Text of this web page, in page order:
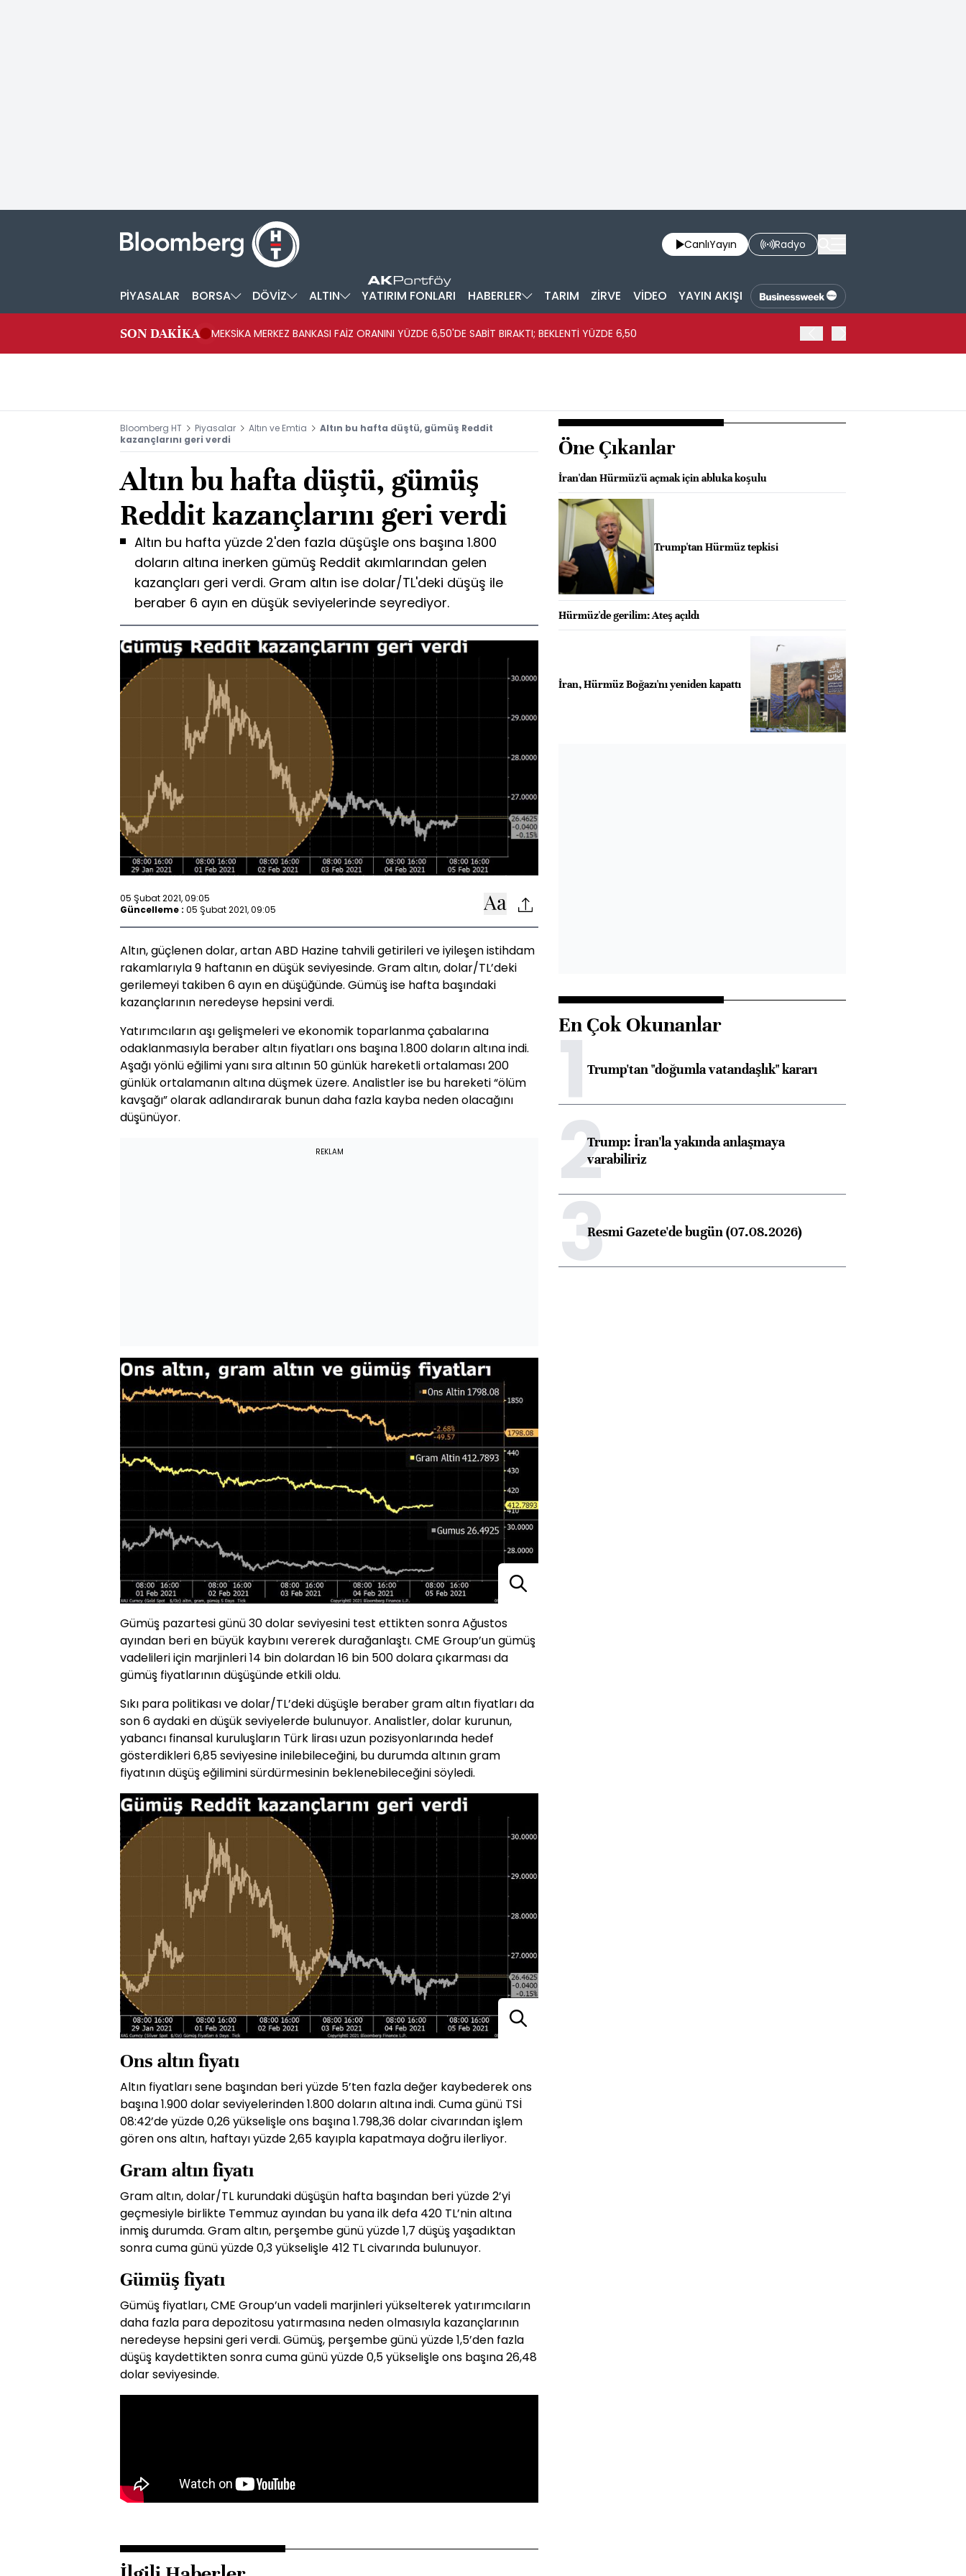
CanlıYayın Radyo
PİYASALAR BORSA DÖVİZ ALTIN YATIRIM FONLARI HABERLER TARIM ZİRVE VİDEO YAYIN AKIŞI
SON DAKİKA MEKSİKA MERKEZ BANKASI FAİZ ORANINI YÜZDE 6,50'DE SABİT BIRAKTI; BEKLENTİ YÜZDE 6,50
Bloomberg HT Piyasalar Altın ve Emtia
Altın bu hafta düştü, gümüş Reddit
kazançlarını geri verdi
Altın bu hafta düştü, gümüş
Reddit kazançlarını geri verdi
Altın bu hafta yüzde 2'den fazla düşüşle ons başına 1.800
doların altına inerken gümüş Reddit akımlarından gelen
kazançları geri verdi. Gram altın ise dolar/TL'deki düşüş ile
beraber 6 ayın en düşük seviyelerinde seyrediyor.
05 Şubat 2021, 09:05
Güncelleme : 05 Şubat 2021, 09:05
Altın, güçlenen dolar, artan ABD Hazine tahvili getirileri ve iyileşen istihdam
rakamlarıyla 9 haftanın en düşük seviyesinde. Gram altın, dolar/TL’deki
gerilemeyi takiben 6 ayın en düşüğünde. Gümüş ise hafta başındaki
kazançlarının neredeyse hepsini verdi.
Yatırımcıların aşı gelişmeleri ve ekonomik toparlanma çabalarına
odaklanmasıyla beraber altın fiyatları ons başına 1.800 doların altına indi.
Aşağı yönlü eğilimi yanı sıra altının 50 günlük hareketli ortalaması 200
günlük ortalamanın altına düşmek üzere. Analistler ise bu hareketi “ölüm
kavşağı” olarak adlandırarak bunun daha fazla kayba neden olacağını
düşünüyor.
REKLAM
Gümüş pazartesi günü 30 dolar seviyesini test ettikten sonra Ağustos
ayından beri en büyük kaybını vererek durağanlaştı. CME Group’un gümüş
vadelileri için marjinleri 14 bin dolardan 16 bin 500 dolara çıkarması da
gümüş fiyatlarının düşüşünde etkili oldu.
Sıkı para politikası ve dolar/TL’deki düşüşle beraber gram altın fiyatları da
son 6 aydaki en düşük seviyelerde bulunuyor. Analistler, dolar kurunun,
yabancı finansal kuruluşların Türk lirası uzun pozisyonlarında hedef
gösterdikleri 6,85 seviyesine inilebileceğini, bu durumda altının gram
fiyatının düşüş eğilimini sürdürmesinin beklenebileceğini söyledi.
Ons altın fiyatı
Altın fiyatları sene başından beri yüzde 5’ten fazla değer kaybederek ons
başına 1.900 dolar seviyelerinden 1.800 doların altına indi. Cuma günü TSİ
08:42’de yüzde 0,26 yükselişle ons başına 1.798,36 dolar civarından işlem
gören ons altın, haftayı yüzde 2,65 kayıpla kapatmaya doğru ilerliyor.
Gram altın fiyatı
Gram altın, dolar/TL kurundaki düşüşün hafta başından beri yüzde 2’yi
geçmesiyle birlikte Temmuz ayından bu yana ilk defa 420 TL’nin altına
inmiş durumda. Gram altın, perşembe günü yüzde 1,7 düşüş yaşadıktan
sonra cuma günü yüzde 0,3 yükselişle 412 TL civarında bulunuyor.
Gümüş fiyatı
Gümüş fiyatları, CME Group’un vadeli marjinleri yükselterek yatırımcıların
daha fazla para depozitosu yatırmasına neden olmasıyla kazançlarının
neredeyse hepsini geri verdi. Gümüş, perşembe günü yüzde 1,5’den fazla
düşüş kaydettikten sonra cuma günü yüzde 0,5 yükselişle ons başına 26,48
dolar seviyesinde.
Öne Çıkanlar
İran'dan Hürmüz'ü açmak için abluka koşulu
Trump'tan Hürmüz tepkisi
Hürmüz'de gerilim: Ateş açıldı
İran, Hürmüz Boğazı'nı yeniden kapattı
En Çok Okunanlar
1Trump'tan "doğumla vatandaşlık" kararı
2Trump: İran'la yakında anlaşmaya
varabiliriz
3Resmi Gazete'de bugün (07.08.2026)